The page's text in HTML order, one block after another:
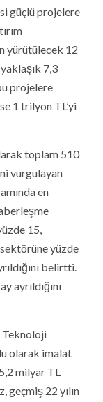
güçlü projelere
yürütülecek 12
7,3
projelere
1 trilyon TL’yi
toplam 510
vurgulayan
en
15,
yüzde
belirtti.
ayrıldığını
Teknoloji
olarak imalat
milyar TL
geçmiş 22 yılın